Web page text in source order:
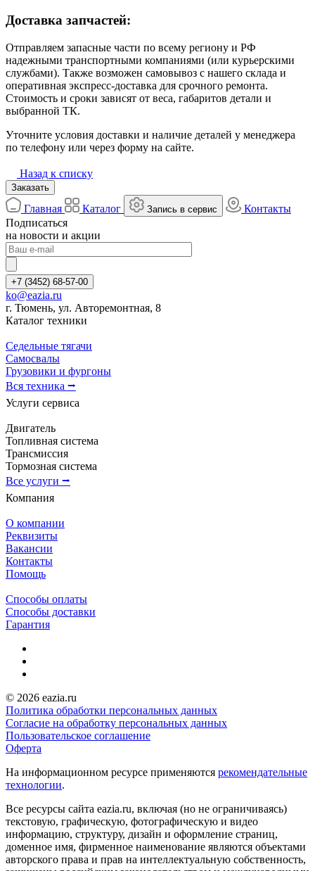
Доставка запчастей:
Отправляем запасные части по всему региону и РФ
надежными транспортными компаниями (или курьерскими
службами). Также возможен самовывоз с нашего склада и
оперативная экспресс-доставка для срочного ремонта.
Стоимость и сроки зависят от веса, габаритов детали и
выбранной ТК.
Уточните условия доставки и наличие деталей у менеджера
по телефону или через форму на сайте.
Назад к списку
Заказать
Главная Каталог Запись в сервис
Контакты
Подписаться
на новости и акции
+7 (3452) 68-57-00
ko@eazia.ru
г. Тюмень, ул. Авторемонтная, 8
Каталог техники
Седельные тягачи
Самосвалы
Грузовики и фургоны
Вся техника ⭢
Услуги сервиса
Двигатель
Топливная система
Трансмиссия
Тормозная система
Все услуги ⭢
Компания
О компании
Реквизиты
Вакансии
Контакты
Помощь
Способы оплаты
Способы доставки
Гарантия
© 2026 eazia.ru
Политика обработки персональных данных
Согласие на обработку персональных данных
Пользовательское соглашение
Оферта
На информационном ресурсе применяются рекомендательные
технологии.
Все ресурсы сайта eazia.ru, включая (но не ограничиваясь)
текстовую, графическую, фотографическую и видео
информацию, структуру, дизайн и оформление страниц,
доменное имя, фирменное наименование являются объектами
авторского права и прав на интеллектуальную собственность,